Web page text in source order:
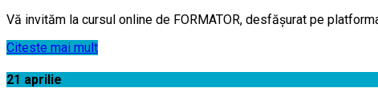
Vă invităm la cursul online de FORMATOR, desfășurat pe
Citeste mai mult
21 aprilie